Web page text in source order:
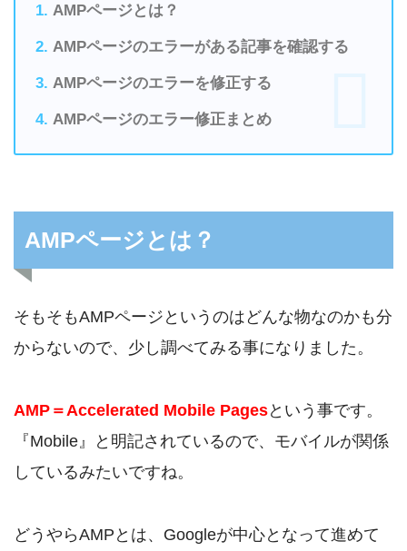
AMPページとは？
AMPページのエラーがある記事を確認する
AMPページのエラーを修正する
AMPページのエラー修正まとめ
AMPページとは？
そもそもAMPページというのはどんな物なのかも分
からないので、少し調べてみる事になりました。
AMP＝Accelerated Mobile Pagesという事です。
『Mobile』と明記されているので、モバイルが関係
しているみたいですね。
どうやらAMPとは、Googleが中心となって進めて